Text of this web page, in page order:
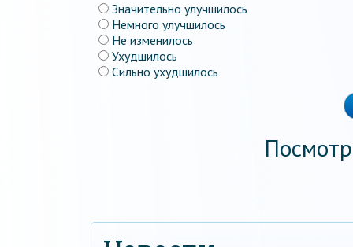
Значительно улучшилось
Немного улучшилось
Не изменилось
Ухудшилось
Сильно ухудшилось